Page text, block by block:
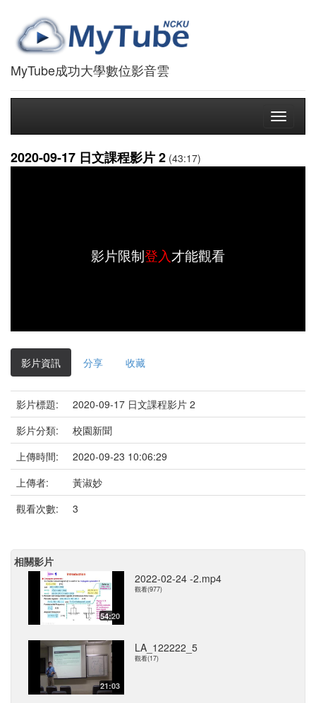
MyTube成功大學數位影音雲
Toggle
2020-09-17 日文課程影片 2 (43:17)
影片限制登入才能觀看
影片資訊 分享 收藏
影片標題:
2020-09-17 日文課程影片 2
影片分類:
校園新聞
上傳時間:
2020-09-23 10:06:29
上傳者:
黃淑妙
觀看次數:
3
相關影片
54:20
2022-02-24 -2.mp4
觀看(977)
21:03
LA_122222_5
觀看(17)